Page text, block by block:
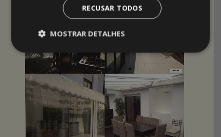
RECUSAR TODOS
MOSTRAR DETALHES